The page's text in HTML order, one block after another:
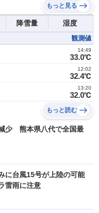
もっと見る
降雪量 湿度
観測値
33.0℃
14:49
32.4℃
12:02
32.0℃
13:20
もっと読む
少 熊本県八代で全国最
台風15号が上陸の可能
雷雨に注意